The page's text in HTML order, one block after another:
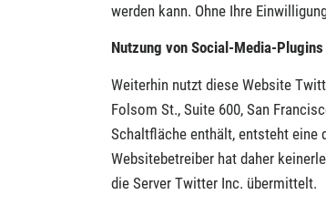
werden kann. Ohne Ihre
Nutzung von Social-Media-Plugins
Weiterhin nutzt diese Website
Folsom St., Suite 600, San
Schaltfläche enthält, entsteht eine
Websitebetreiber hat daher
die Server Twitter Inc. übermittelt.